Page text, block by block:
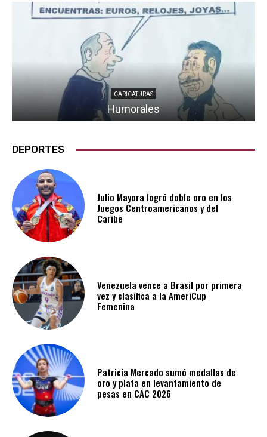
CARICATURAS
Humorales
DEPORTES
Julio Mayora logró doble oro en los
Juegos Centroamericanos y del
Caribe
Venezuela vence a Brasil por primera
vez y clasifica a la AmeriCup
Femenina​
Patricia Mercado sumó medallas de
oro y plata en levantamiento de
pesas en CAC 2026